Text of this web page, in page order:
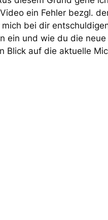
ein Fehler bezgl.
bei dir
ein und wie du die
Blick auf die aktuelle